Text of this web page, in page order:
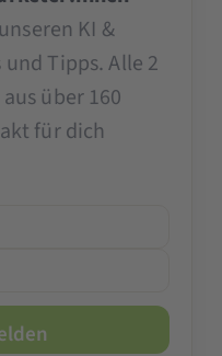
KI &
Tipps. Alle 2
über 160
für dich